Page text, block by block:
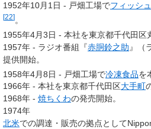
1952年10月1日 - 戸畑工場でフィッシ
[22] 。
1955年4月3日 - 本社を東京都千代田区
1957年 - ラジオ番組『赤胴鈴之助 』（
提供開始。
1958年4月8日 - 戸畑工場で冷凍食品を
1966年 - 本社を東京都千代田区大手町
1968年 - 焼ちくわの発売開始。
1974年
北米での調達・販売の拠点として